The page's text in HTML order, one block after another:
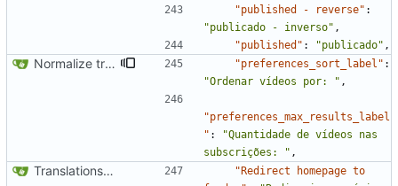
"published - reverse" :
"publicado - inverso" ,
"published" : "publicado" ,
Normalize translation key for user prefrerences "preferences_sort_label" :
"Ordenar vídeos por: " ,
"preferences_max_results_label
" :
"Quantidade de vídeos nas
subscrições: " ,
Translations update from Weblate ( #2437)
"Redirect homepage to